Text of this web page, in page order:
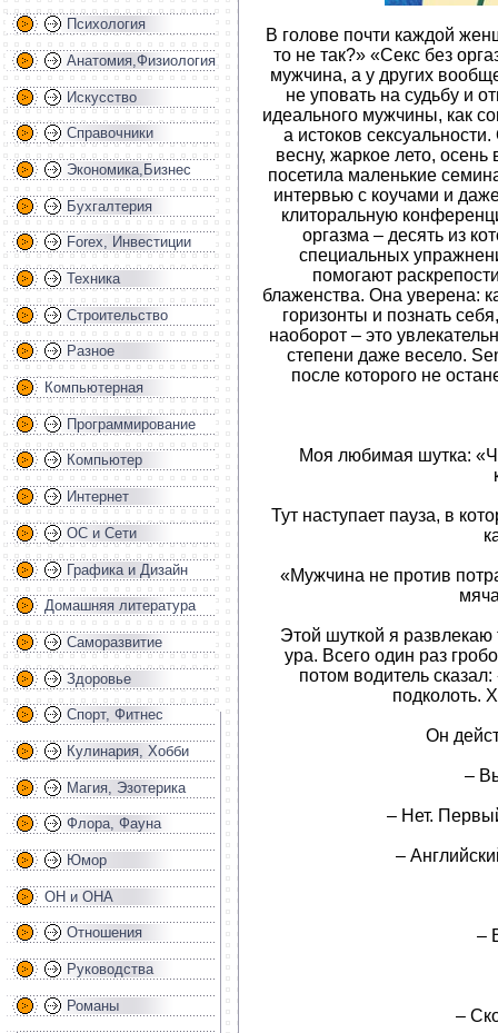
Психология
Анатомия,Физиология
Искусство
Справочники
Экономика,Бизнес
Бухгалтерия
Forex, Инвестиции
Техника
Строительство
Разное
Компьютерная
Программирование
Компьютер
Интернет
ОС и Сети
Графика и Дизайн
Домашняя литература
Саморазвитие
Здоровье
Спорт, Фитнес
Кулинария, Хобби
Магия, Эзотерика
Флора, Фауна
Юмор
ОН и ОНА
Отношения
Руководства
Романы
В голове почти каждой
то не так?» «Секс без
мужчина, а у других
не уповать на судьбу и
идеального мужчины, как
а истоков
весну, жаркое лето,
посетила маленькие
интервью с коучами и
клиторальную
оргазма – десять из
специальных
помогают
блаженства. Она уверена:
горизонты и познать
наоборот – это
степени даже весело.
после которого не
Моя любимая шутка:
Тут наступает пауза, в
«Мужчина не против
Этой шуткой я развлекаю
ура. Всего один раз
потом водитель
подколоть.
Он
–
– Нет.
–
–
–